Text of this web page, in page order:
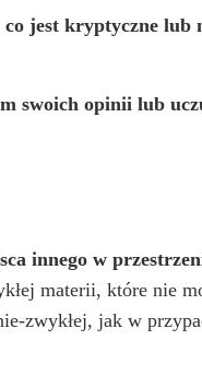
jest kryptyczne lub
swoich opinii lub
innego w
materii, które nie
zwykłej, jak w